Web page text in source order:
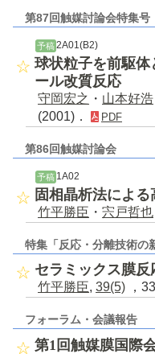
第87回触媒討論会特集号
予稿 2A01(B2)
球状粒子を前駆
ール改質反応
守岡宏之 ・ 山本好浩
(2001)．
PDF
第86回触媒討論会
予稿 1A02
固相晶析法によ
竹平勝臣 ・ 宍戸哲也
特集「反応・分離技術の
セラミックス膜
竹平勝臣, 39(5) ，
フォーラム・会議報告
第1回触媒膜国際